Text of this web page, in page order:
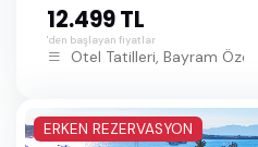
12.499 TL
'den başlayan fiyatlar
Otel Tatilleri, Bayram Özel
ERKEN REZERVASYON